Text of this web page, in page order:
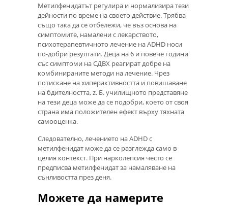
Метилфенидатът регулира и нормализира тези
дейности по време на своето действие. Трябва
също така да се отбележи, че въз основа на
симптомите, намалени с лекарството,
психотерапевтичното лечение на ADHD носи
по-добри резултати. Деца на 6 и повече години
със симптоми на СДВХ реагират добре на
комбинираните методи на лечение. Чрез
потискане на хиперактивността и повишаване
на бдителността, z. Б. училищното представяне
на тези деца може да се подобри, което от своя
страна има положителен ефект върху тяхната
самооценка.
Следователно, лечението на ADHD с
метилфенидат може да се разглежда само в
целия контекст. При нарколепсия често се
предписва метилфенидат за намаляване на
сънливостта през деня.
Можете да намерите